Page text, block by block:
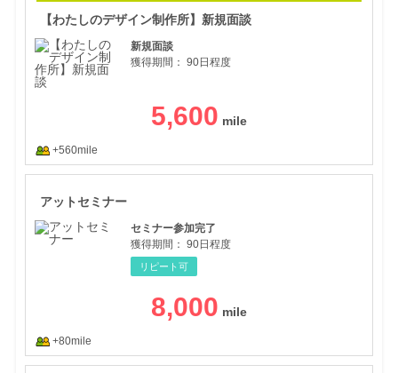
【わたしのデザイン制作所】新規面談
新規面談
獲得期間： 90日程度
5,600
+560mile
アットセミナー
セミナー参加完了
獲得期間： 90日程度
リピート可
8,000
+80mile